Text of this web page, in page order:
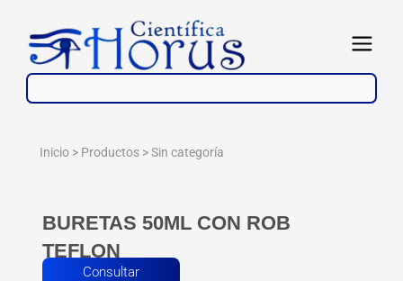
contenido
Abrir
Inicio > Productos >Sin categoría
BURETAS 50ML CON ROB
TEFLON
Consultar